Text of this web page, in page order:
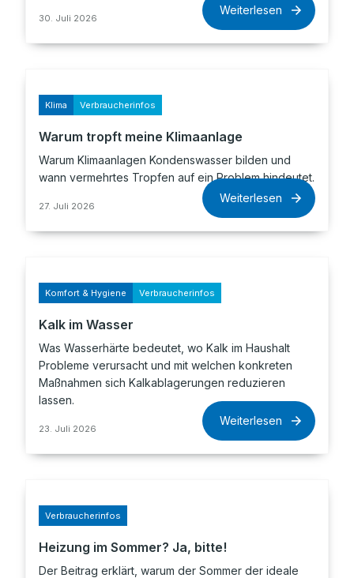
30. Juli 2026
Weiterlesen
Klima Verbraucherinfos
Warum tropft meine Klimaanlage
Warum Klimaanlagen Kondenswasser bilden und
wann vermehrtes Tropfen auf ein Problem hindeutet.
27. Juli 2026
Weiterlesen
Komfort & Hygiene Verbraucherinfos
Kalk im Wasser
Was Wasserhärte bedeutet, wo Kalk im Haushalt
Probleme verursacht und mit welchen konkreten
Maßnahmen sich Kalkablagerungen reduzieren
lassen.
23. Juli 2026
Weiterlesen
Verbraucherinfos
Heizung im Sommer? Ja, bitte!
Der Beitrag erklärt, warum der Sommer der ideale